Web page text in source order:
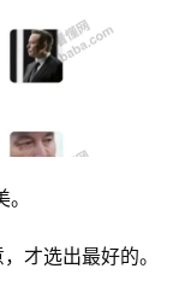
才选出最好的。